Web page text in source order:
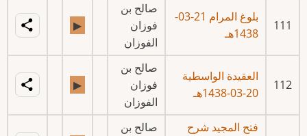
111
بلوغ المرام 21-03-
1438هـ
صالح بن
فوزان
الفوزان
▶
112
العقيدة الواسطية
20-03-1438هـ
صالح بن
فوزان
الفوزان
▶
فتح المجيد شرح
صالح بن